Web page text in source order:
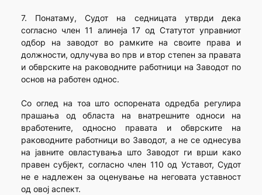
7. Понатаму, Судот на седницата утврди дека
согласно член 11 алинеја 17 од Статутот управниот
одбор на заводот во рамките на своите права и
должности, одлучува во прв и втор степен за правата
и обврските на раководните работници на Заводот по
основ на работен однос.
Со оглед на тоа што оспорената одредба регулира
прашања од областа на внатрешните односи на
вработените, односно правата и обврските на
раководните работници во Заводот, а не се однесува
на јавните овластувања што Заводот ги врши како
правен субјект, согласно член 110 од Уставот, Судот
не е надлежен за оценување на неговата уставност
од овој аспект.